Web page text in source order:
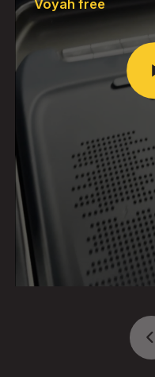
Voyah free